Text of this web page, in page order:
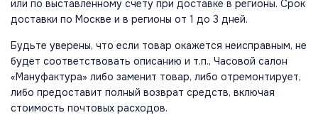
или по выставленному счету при доставке в регионы. Срок
доставки по Москве и в регионы от 1 до 3 дней.
Будьте уверены, что если товар окажется неисправным, не
будет соответствовать описанию и т.п., Часовой салон
«Мануфактура» либо заменит товар, либо отремонтирует,
либо предоставит полный возврат средств, включая
стоимость почтовых расходов.